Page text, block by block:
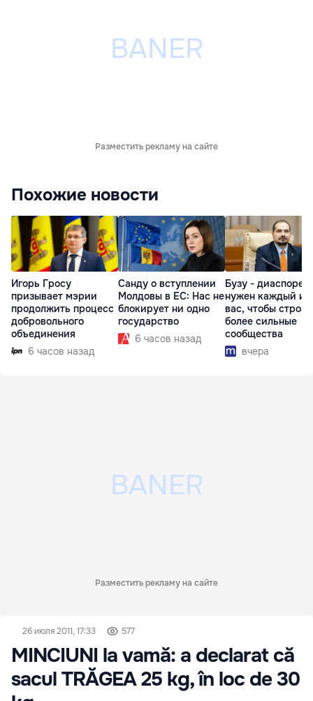
Разместить рекламу на сайте
Похожие новости
Игорь Гросу
призывает мэрии
продолжить процесс
добровольного
объединения
6 часов назад
Санду о вступлении
Молдовы в ЕС: Нас не
блокирует ни одно
государство
6 часов назад
Бузу - диаспоре:
нужен каждый из
вас, чтобы
более сильные
сообщества
вчера
Разместить рекламу на сайте
26 июля 2011, 17:33 577
MINCIUNI la vamă: a declarat că
sacul TRĂGEA 25 kg, în loc de 30